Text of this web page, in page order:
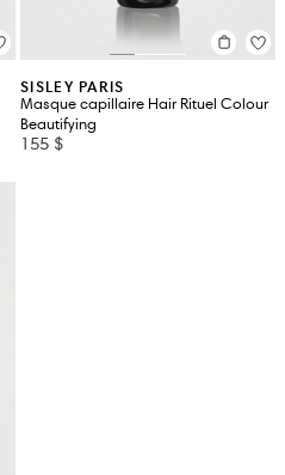
SISLEY PARIS
Masque capillaire Hair Rituel Colour
Beautifying
155 $